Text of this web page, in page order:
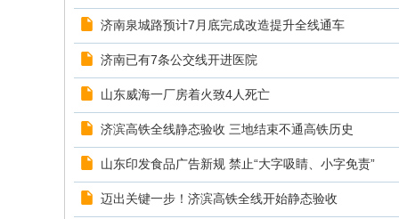
济南泉城路预计7月底完成改造提升全线通车
济南已有7条公交线开进医院
山东威海一厂房着火致4人死亡
济滨高铁全线静态验收 三地结束不通高铁历史
山东印发食品广告新规 禁止“大字吸睛、小字免责”
迈出关键一步！济滨高铁全线开始静态验收